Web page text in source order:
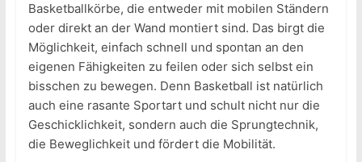
Basketballkörbe, die entweder mit mobilen Ständern
oder direkt an der Wand montiert sind. Das birgt die
Möglichkeit, einfach schnell und spontan an den
eigenen Fähigkeiten zu feilen oder sich selbst ein
bisschen zu bewegen. Denn Basketball ist natürlich
auch eine rasante Sportart und schult nicht nur die
Geschicklichkeit, sondern auch die Sprungtechnik,
die Beweglichkeit und fördert die Mobilität.